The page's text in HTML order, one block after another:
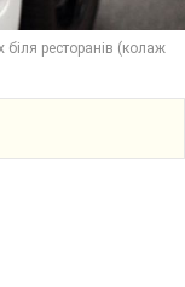
ресторанів (колаж